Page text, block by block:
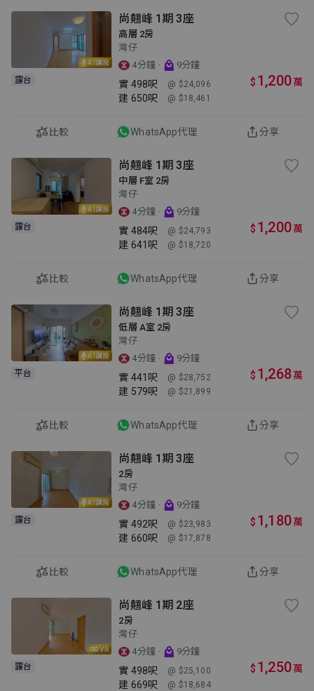
AI講房
露台
尚翹峰 1期 3座
高層 2房
灣仔
4分鐘 · 9分鐘
實 498呎 @ $24,096
建 650呎 @ $18,461
$ 1,200萬
比較 WhatsApp代理 分享
AI講房
露台
尚翹峰 1期 3座
中層 F室 2房
灣仔
4分鐘 · 9分鐘
實 484呎 @ $24,793
建 641呎 @ $18,720
$ 1,200萬
比較 WhatsApp代理 分享
AI講房
平台
尚翹峰 1期 3座
低層 A室 2房
灣仔
4分鐘 · 9分鐘
實 441呎 @ $28,752
建 579呎 @ $21,899
$ 1,268萬
比較 WhatsApp代理 分享
AI講房
露台
尚翹峰 1期 3座
2房
灣仔
4分鐘 · 9分鐘
實 492呎 @ $23,983
建 660呎 @ $17,878
$ 1,180萬
比較 WhatsApp代理 分享
VR
露台
尚翹峰 1期 2座
2房
灣仔
4分鐘 · 9分鐘
實 498呎 @ $25,100
建 669呎 @ $18,684
$ 1,250萬